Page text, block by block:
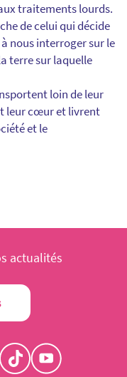
traitements lourds.
de celui qui décide
nous interroger sur le
terre sur laquelle
loin de leur
leur cœur et livrent
et le
actualités